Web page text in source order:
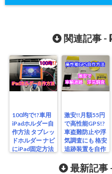
関連記事 -
100均で!?車用
iPadホルダー自
作方法 タブレッ
ドホルダー ナビ
にiPad固定方法
激安!!月額55円
で高性能GPS!?
車盗難防止や浮
気調査にも 格安
追跡装置を自作
リウス
最新記事